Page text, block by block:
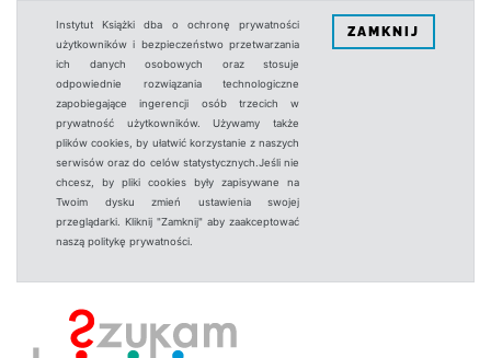
Instytut Książki dba o ochronę prywatności
użytkowników i bezpieczeństwo przetwarzania
ich danych osobowych oraz stosuje
odpowiednie rozwiązania technologiczne
zapobiegające ingerencji osób trzecich w
prywatność użytkowników. Używamy także
plików cookies, by ułatwić korzystanie z naszych
serwisów oraz do celów statystycznych.Jeśli nie
chcesz, by pliki cookies były zapisywane na
Twoim dysku zmień ustawienia swojej
przeglądarki. Kliknij "Zamknij" aby zaakceptować
naszą politykę prywatności.
ZAMKNIJ